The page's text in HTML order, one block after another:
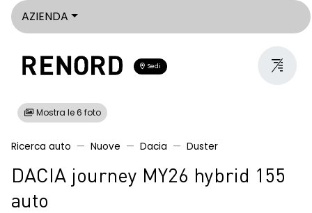
AZIENDA
Sedi
Mostra le 6 foto
Ricerca auto Nuove Dacia Duster
DACIA journey MY26 hybrid 155
auto